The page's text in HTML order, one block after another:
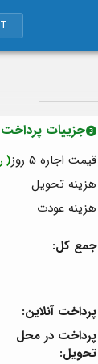
جزییات پرداخت
قیمت اجاره 5 روز(
هزینه تحویل
هزینه عودت
جمع کل:
پرداخت آنلاین:
پرداخت در محل
تحویل: